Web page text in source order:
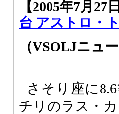
【2005年7月
台 アストロ・
（VSOLJニュー
さそり座に
チリのラス・